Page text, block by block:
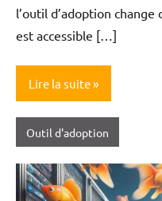
l’outil d’adoption
est accessible […]
Lire la suite
Outil d'adoption